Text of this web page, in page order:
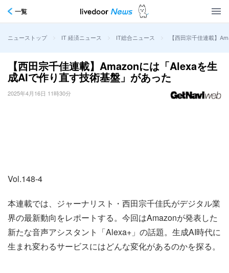
一覧
ニューストップ > IT 経済ニュース > IT総合ニュース > 【西田宗千佳連載】
【西田宗千佳連載】Amazonには「Alexaを生
成AIで作り直す技術基盤」があった
2025年4月16日 11時30分
Vol.148-4
本連載では、ジャーナリスト・西田宗千佳氏がデジタル業
界の最新動向をレポートする。今回はAmazonが発表した
新たな音声アシスタント「Alexa+」の話題。生成AI時代に
生まれ変わるサービスにはどんな変化があるのかを探る。